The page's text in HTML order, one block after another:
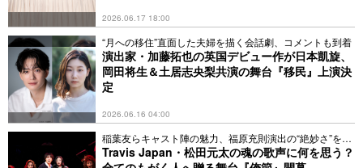
2026.06.17 18:00
“月への移住”直面した夫婦を描く会話劇、コメントも到着
演出家・加藤拓也の英国デビュー作が日本凱旋、
岡田将生＆土居志央梨共演の舞台『移民』上演決
定
2026.06.16 04:00
稲葉友らキャスト陣の魅力、福原充則演出の“絶妙さ”を解
説
Travis Japan・松田元太の魂の歌声に何を思う？